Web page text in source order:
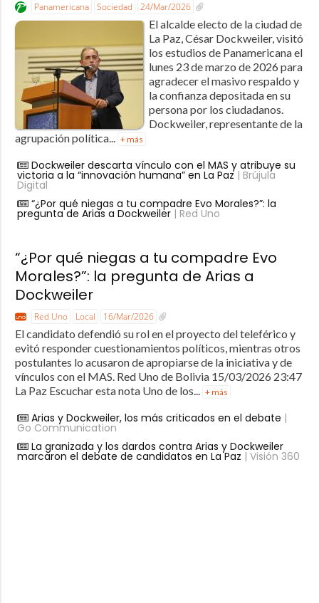
Panamericana Sociedad 24/Mar/2026
El alcalde electo de la ciudad de
La Paz, César Dockweiler, visitó
los estudios de Panamericana el
lunes 23 de marzo de 2026 para
agradecer el masivo respaldo y
la confianza depositada en su
persona por los ciudadanos.
Dockweiler, representante de la
agrupación política... + más
Dockweiler descarta vínculo con el MAS y atribuye su
victoria a la “innovación humana” en La Paz| Brújula
Digital
“¿Por qué niegas a tu compadre Evo Morales?”: la
pregunta de Arias a Dockweiler| Red Uno
“¿Por qué niegas a tu compadre Evo
Morales?”: la pregunta de Arias a
Dockweiler
Red Uno Local 16/Mar/2026
El candidato defendió su rol en el proyecto del teleférico y
evitó responder cuestionamientos políticos, mientras otros
postulantes lo acusaron de apropiarse de la iniciativa y de
vínculos con el MAS. Red Uno de Bolivia 15/03/2026 23:47
La Paz Escuchar esta nota Uno de los... + más
Arias y Dockweiler, los más criticados en el debate |
Go Communication
La granizada y los dardos contra Arias y Dockweiler
marcaron el debate de candidatos en La Paz | Visión 360